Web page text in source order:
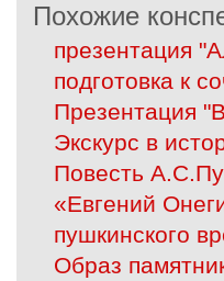
Похожие
презентация
подготовка к
Презентация
Экскурс в
Повесть
«Евгений
пушкинского
Образ